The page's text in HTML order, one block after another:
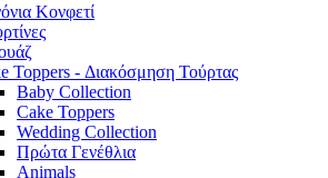
Κονφετί
Toppers - Διακόσμηση Τούρτας
Baby Collection
Cake Toppers
Wedding Collection
Πρώτα Γενέθλια
Animals